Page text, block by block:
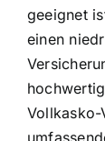
geeignet
einen
Vollkasko-